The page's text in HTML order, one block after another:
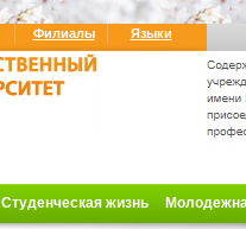
Филиалы Языки
Студенческая жизнь